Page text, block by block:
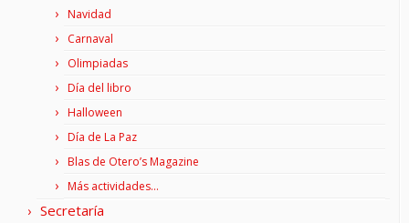
Navidad
Carnaval
Olimpiadas
Día del libro
Halloween
Día de La Paz
Blas de Otero’s Magazine
Más actividades…
Secretaría